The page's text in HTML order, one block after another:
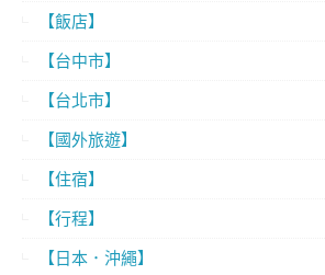
【飯店】
【台中市】
【台北市】
【國外旅遊】
【住宿】
【行程】
【日本．沖繩】